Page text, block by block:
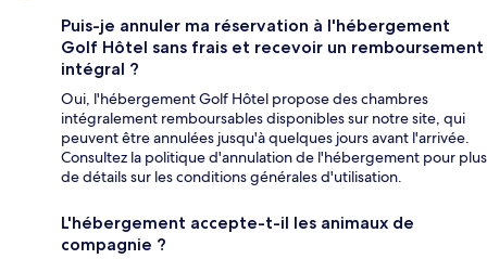
Puis-je annuler ma réservation à l'hébergement
Golf Hôtel sans frais et recevoir un remboursement
intégral ?
Oui, l'hébergement Golf Hôtel propose des chambres
intégralement remboursables disponibles sur notre site, qui
peuvent être annulées jusqu'à quelques jours avant l'arrivée.
Consultez la politique d'annulation de l'hébergement pour plus
de détails sur les conditions générales d'utilisation.
L'hébergement accepte-t-il les animaux de
compagnie ?